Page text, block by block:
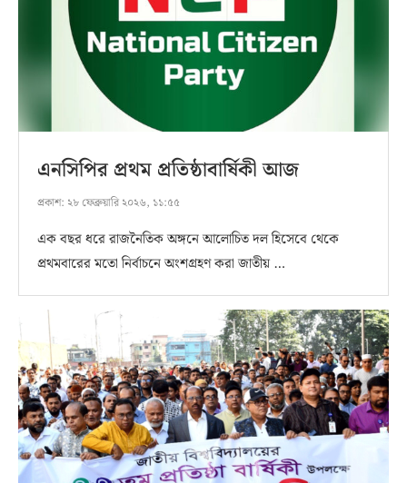
এনসিপির প্রথম প্রতিষ্ঠাবার্ষিকী আজ
প্রকাশ: ২৮ ফেব্রুয়ারি ২০২৬, ১১:৫৫
এক বছর ধরে রাজনৈতিক অঙ্গনে আলোচিত দল হিসেবে থেকে
প্রথমবারের মতো নির্বাচনে অংশগ্রহণ করা জাতীয় …